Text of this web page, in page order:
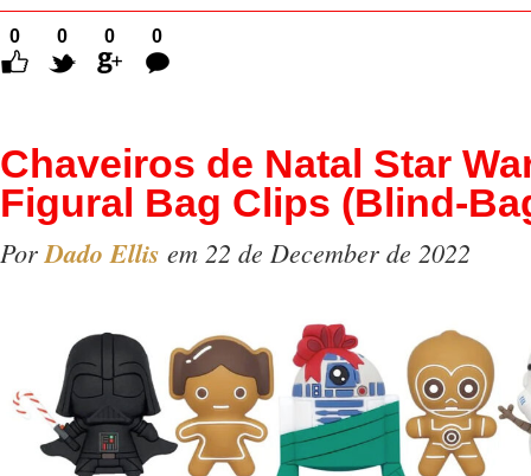
0 0 0
0
Comentários
Chaveiros de Natal Star
Figural Bag Clips (Blind-
PorDado Ellis em 22 de December de 2022